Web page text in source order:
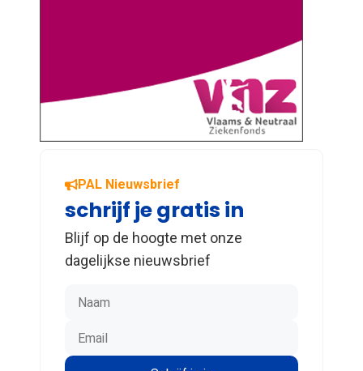
PAL Nieuwsbrief
schrijf je gratis in
Blijf op de hoogte met onze
dagelijkse nieuwsbrief